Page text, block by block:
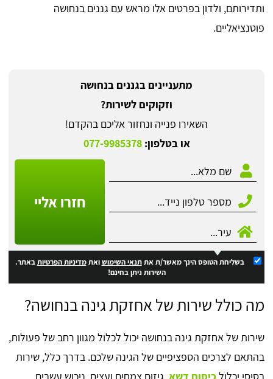
ותדירותם, ולדון בפרטים אלו מראש עם גננים בנחושה
פוטנציאליים.
מתעניינים בגננים בנחושה
וזקוקים לשירות?
השאירו פנייה ונחזור אליכם בהקדם!
או בטלפון:077-9985378
חזרו אליי
בשליחת הטופס הינך מאשר/ת אתתנאי השימושואתמדיניות הפרטיותבאתר.
השירות ניתן בחינם!
מה כולל שירות של אחזקת גינה בנחושה?
שירות של אחזקת גינה בנחושה יכול לכלול מגוון רחב של פעולות,
בהתאם לצרכים הספציפיים של הגינה שלכם. בדרך כלל, שירות